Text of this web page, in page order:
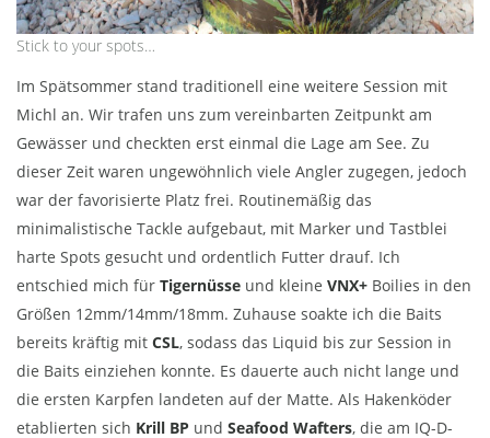
Stick to your spots…
Im Spätsommer stand traditionell eine weitere Session mit
Michl an. Wir trafen uns zum vereinbarten Zeitpunkt am
Gewässer und checkten erst einmal die Lage am See. Zu
dieser Zeit waren ungewöhnlich viele Angler zugegen, jedoch
war der favorisierte Platz frei. Routinemäßig das
minimalistische Tackle aufgebaut, mit Marker und Tastblei
harte Spots gesucht und ordentlich Futter drauf. Ich
entschied mich für Tigernüsse und kleine VNX+ Boilies in den
Größen 12mm/14mm/18mm. Zuhause soakte ich die Baits
bereits kräftig mit CSL, sodass das Liquid bis zur Session in
die Baits einziehen konnte. Es dauerte auch nicht lange und
die ersten Karpfen landeten auf der Matte. Als Hakenköder
etablierten sich Krill BP und Seafood Wafters, die am IQ-D-